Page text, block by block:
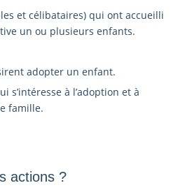
et célibataires) qui ont accueilli
un ou plusieurs enfants.
adopter un enfant.
s’intéresse à l’adoption et à
famille.
actions ?